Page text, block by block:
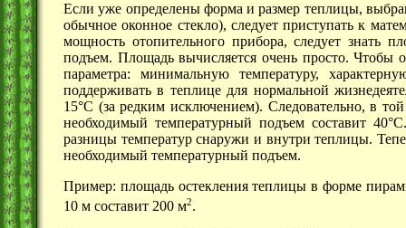
Если уже определены форма и размер теплицы,
обычное оконное стекло), следует приступать к
мощность отопительного прибора, следует знать
подъем. Площадь вычисляется очень просто. Чтобы
параметра: минимальную температуру,
поддерживать в теплице для нормальной
15°С (за редким исключением). Следовательно, в
необходимый температурный подъем составит
разницы температур снаружи и внутри теплицы.
необходимый температурный подъем.
Пример: площадь остекления теплицы в форме
10 м составит 200 м2.